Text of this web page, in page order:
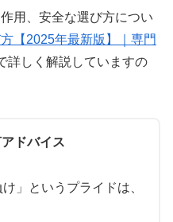
時間継続の高級薬
間効果
用、安全な選び方につい
【2025年最新版】｜専門
詳しく解説していますの
ドバイス
」というプライドは、